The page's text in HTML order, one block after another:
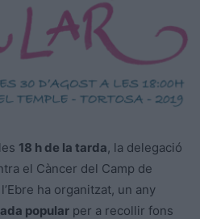
18 h de la tarda, la delegació
el Càncer del Camp de
ha organitzat, un any
popular per a recollir fons